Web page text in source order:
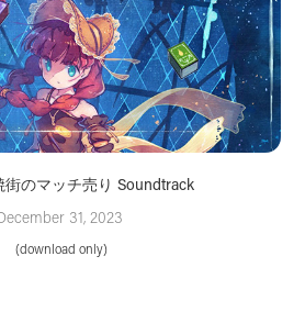
街のマッチ売り Soundtrack
31, 2023
(download only)